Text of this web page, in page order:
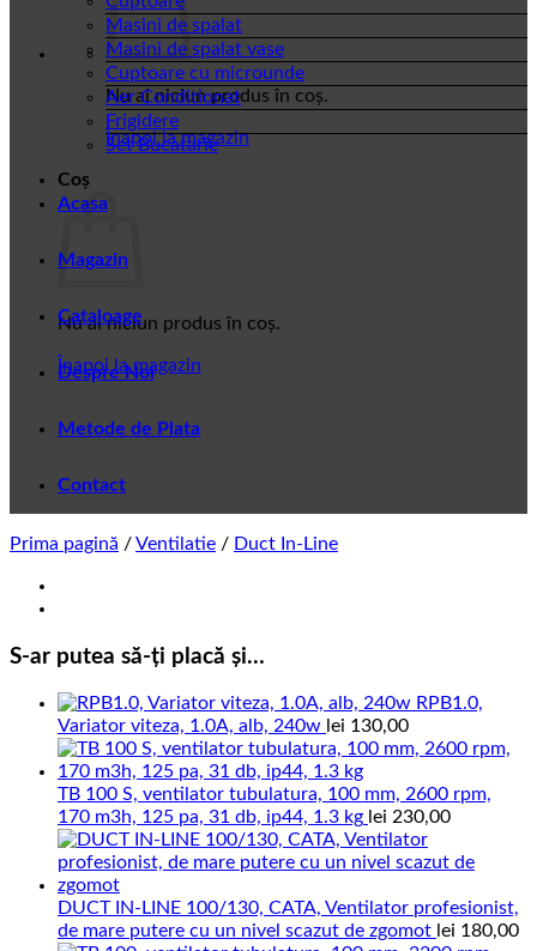
Nu ai niciun produs în coș.
Înapoi la magazin
Coș
Nu ai niciun produs în coș.
Înapoi la magazin
Masini de spalat
Masini de spalat vase
Cuptoare cu microunde
Aer Conditionat
Frigidere
Set Bucatarie
Acasa
Magazin
Cataloage
Despre Noi
Metode de Plata
Contact
Prima pagină /Ventilatie / Duct In-Line
S-ar putea să-ți placă și…
RPB1.0,
Variator viteza, 1.0A, alb, 240w lei 130,00
TB 100 S, ventilator tubulatura, 100 mm, 2600 rpm,
170 m3h, 125 pa, 31 db, ip44, 1.3 kg lei 230,00
DUCT IN-LINE 100/130, CATA, Ventilator profesionist,
de mare putere cu un nivel scazut de zgomot lei 180,00